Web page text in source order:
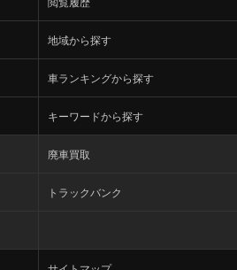
地域から探す
車ランキングから探す
キーワードから探す
廃車買取
トラックバンク